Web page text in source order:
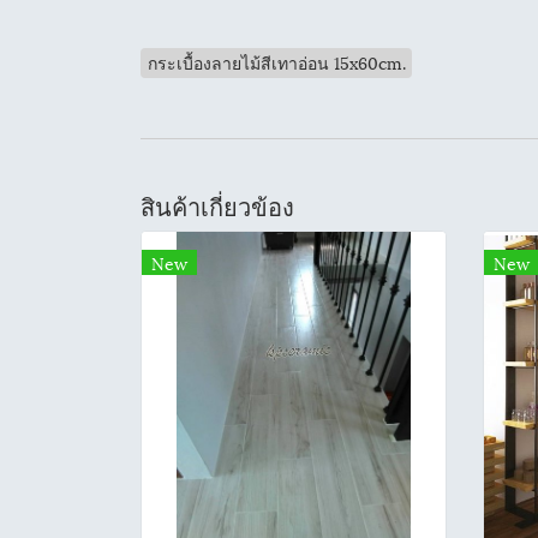
กระเบื้องลายไม้สีเทาอ่อน 15x60cm.
สินค้าเกี่ยวข้อง
New New